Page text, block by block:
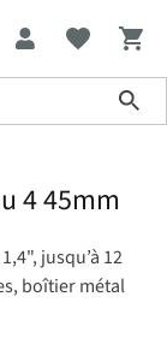
4 45mm
jusqu’à 12
boîtier métal